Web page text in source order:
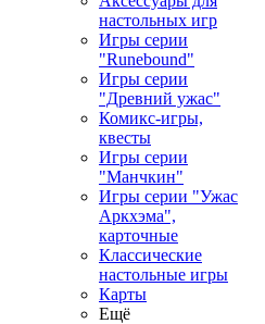
настольных игр
Игры серии
"Runebound"
Игры серии
"Древний ужас"
Комикс-игры,
квесты
Игры серии
"Манчкин"
Игры серии "Ужас
Аркхэма",
карточные
Классические
настольные игры
Карты
Ещё